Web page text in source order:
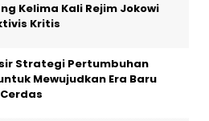
Kelima Kali Rejim Jokowi
Kritis
Strategi Pertumbuhan
Mewujudkan Era Baru